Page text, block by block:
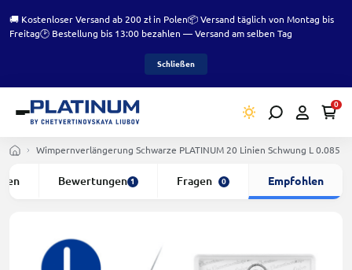
🚚 Kostenloser Versand ab 200 zł in Polen📦 Versand täglich von Montag bis
Freitag🕑 Bestellung bis 13:00 bezahlen — Versand am selben Tag
Schließen
0
Wimpernverlängerung Schwarze PLATINUM 20 Linien Schwung L 0.085
Bewertungen 1 Fragen 0 Empfohlen